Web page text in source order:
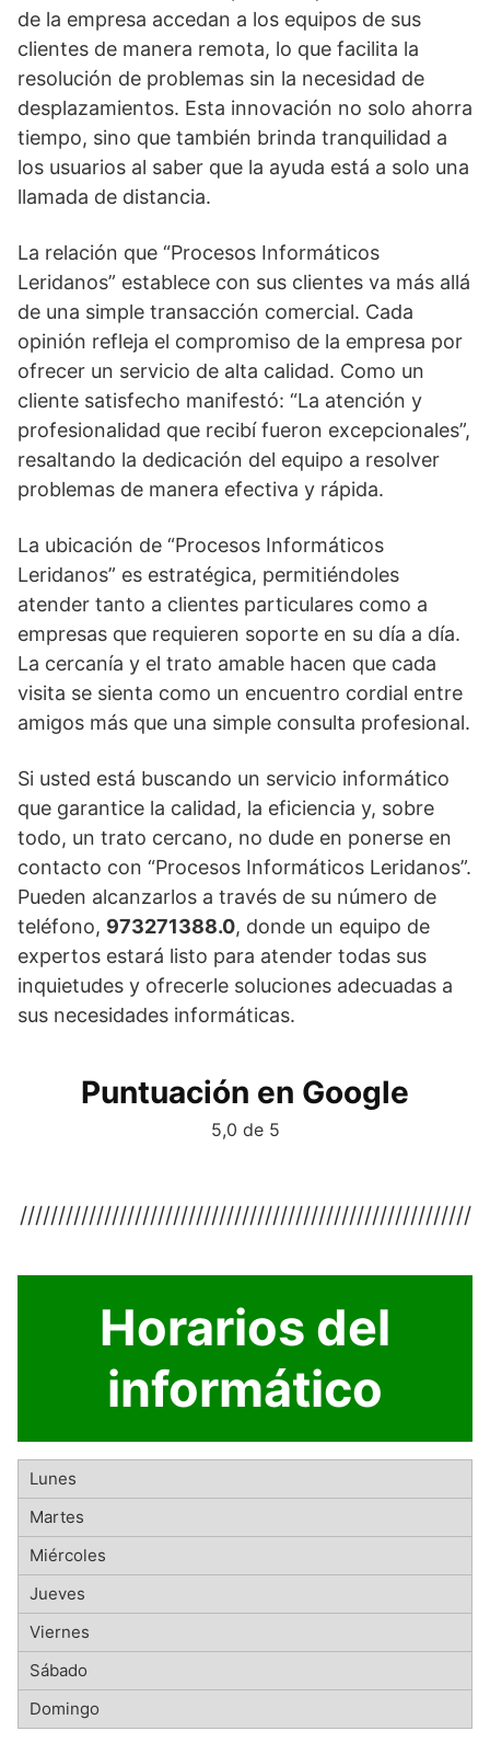
de la empresa accedan a los equipos de sus
clientes de manera remota, lo que facilita la
resolución de problemas sin la necesidad de
desplazamientos. Esta innovación no solo ahorra
tiempo, sino que también brinda tranquilidad a
los usuarios al saber que la ayuda está a solo una
llamada de distancia.
La relación que “Procesos Informáticos
Leridanos” establece con sus clientes va más allá
de una simple transacción comercial. Cada
opinión refleja el compromiso de la empresa por
ofrecer un servicio de alta calidad. Como un
cliente satisfecho manifestó: “La atención y
profesionalidad que recibí fueron excepcionales”,
resaltando la dedicación del equipo a resolver
problemas de manera efectiva y rápida.
La ubicación de “Procesos Informáticos
Leridanos” es estratégica, permitiéndoles
atender tanto a clientes particulares como a
empresas que requieren soporte en su día a día.
La cercanía y el trato amable hacen que cada
visita se sienta como un encuentro cordial entre
amigos más que una simple consulta profesional.
Si usted está buscando un servicio informático
que garantice la calidad, la eficiencia y, sobre
todo, un trato cercano, no dude en ponerse en
contacto con “Procesos Informáticos Leridanos”.
Pueden alcanzarlos a través de su número de
teléfono, 973271388.0, donde un equipo de
expertos estará listo para atender todas sus
inquietudes y ofrecerle soluciones adecuadas a
sus necesidades informáticas.
Puntuación en Google
5,0 de 5
///////////////////////////////////////////////////////////
Horarios del
informático